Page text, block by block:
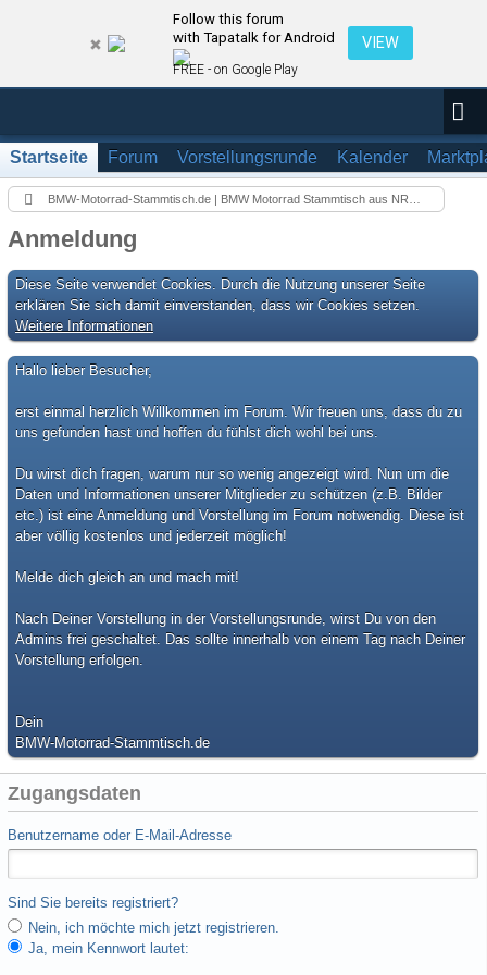
Follow this forum
with Tapatalk for Android
FREE - on Google Play
VIEW
Startseite Forum Vorstellungsrunde Kalender
BMW-Motorrad-Stammtisch.de | BMW Motorrad Stammtisch aus NRW in Düsseldorf
Anmeldung
Diese Seite verwendet Cookies. Durch die Nutzung unserer Seite
erklären Sie sich damit einverstanden, dass wir Cookies setzen.
Weitere Informationen
Hallo lieber Besucher,
erst einmal herzlich Willkommen im Forum. Wir freuen uns, dass du zu
uns gefunden hast und hoffen du fühlst dich wohl bei uns.
Du wirst dich fragen, warum nur so wenig angezeigt wird. Nun um die
Daten und Informationen unserer Mitglieder zu schützen (z.B. Bilder
etc.) ist eine Anmeldung und Vorstellung im Forum notwendig. Diese ist
aber völlig kostenlos und jederzeit möglich!
Melde dich gleich an und mach mit!
Nach Deiner Vorstellung in der Vorstellungsrunde, wirst Du von den
Admins frei geschaltet. Das sollte innerhalb von einem Tag nach Deiner
Vorstellung erfolgen.
Dein
BMW-Motorrad-Stammtisch.de
Zugangsdaten
Benutzername oder E-Mail-Adresse
Sind Sie bereits registriert?
Nein, ich möchte mich jetzt registrieren.
Ja, mein Kennwort lautet: